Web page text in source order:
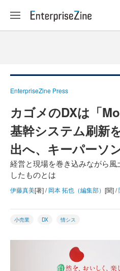
EnterpriseZine Press
カゴメのDXは「
基幹システム刷新
出へ、キーパーソ
経営と現場を巻き込みながら
したものとは
伊藤真美[著] /岡本 拓也（編集部） [聞] /
小売業 DX 情シス